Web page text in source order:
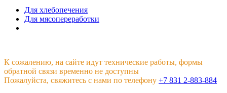
Для хлебопечения
Для мясопереработки
К сожалению, на сайте идут технические работы, формы
обратной связи временно не доступны
Пожалуйста, свяжитесь с нами по телефону +7 831 2-883-884